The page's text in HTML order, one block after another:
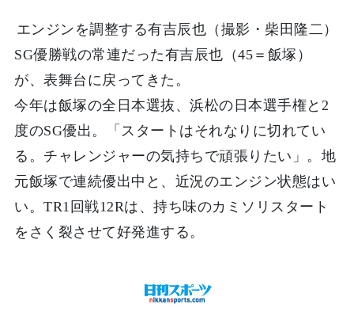
エンジンを調整する有吉辰也（撮影・柴田隆二）
SG優勝戦の常連だった有吉辰也（45＝飯塚）
が、表舞台に戻ってきた。
今年は飯塚の全日本選抜、浜松の日本選手権と2
度のSG優出。「スタートはそれなりに切れてい
る。チャレンジャーの気持ちで頑張りたい」。地
元飯塚で連続優出中と、近況のエンジン状態はい
い。TR1回戦12Rは、持ち味のカミソリスタート
をさく裂させて好発進する。